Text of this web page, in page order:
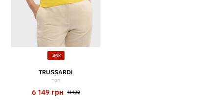
-45%
TRUSSARDI
топ
6 149 грн 11 180